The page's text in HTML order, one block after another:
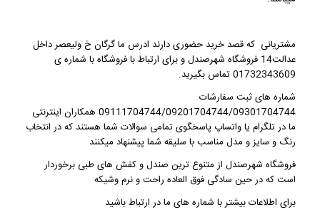
مشتریانی که قصد خرید حضوری دارند ادرس ما گرگان خ ولیعصر داخل
عدالت14 فروشگاه شهرصندل و برای ارتباط با فروشگاه با شماره ی
01732343609 تماس بگیرید.
شماره های ثبت سفارشات
09111704744/09201704744/09301704744 همکاران اینترنتی
ما در تلگرام یا واتساپ پاسخگوی تمامی سوالات شما هستند که در انتخاب
رنگ و سایز و مدل مناسب با سلیقه شما پیشنهاد میکنند
فروشگاه شهرصندل از متنوع ترین صندل و کفش های طبی برخوردار
است که در حین سادگی فوق العاده راحت و نرم وشیکه
برای اطلاعات بیشتر با شماره های ما در ارتباط باشید